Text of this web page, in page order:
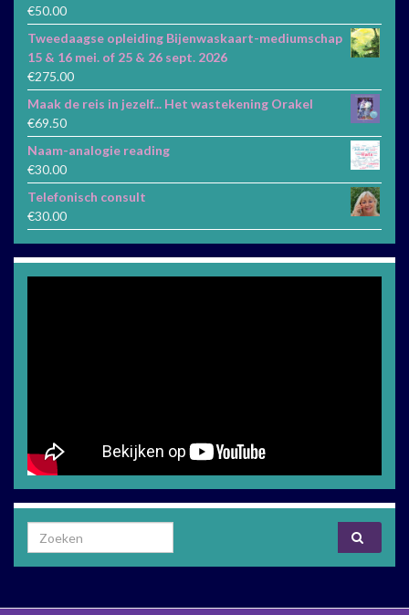
€50.00
Tweedaagse opleiding Bijenwaskaart-mediumschap
15 & 16 mei. of 25 & 26 sept. 2026
€275.00
Maak de reis in jezelf... Het wastekening Orakel
€69.50
Naam-analogie reading
€30.00
Telefonisch consult
€30.00
Search for: